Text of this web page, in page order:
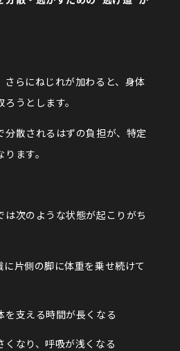
らにねじれが加わると、身体
うとします。
分散されるはずの負担が、特定
ます。
次のような状態が起こりがち
片側の脚に体重を乗せ続けて
を支える時間が長くなる
くなり、呼吸が浅くなる